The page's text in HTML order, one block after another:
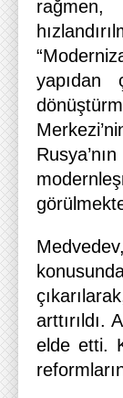
rağmen,
yapıdan
arttırıldı.
elde etti.